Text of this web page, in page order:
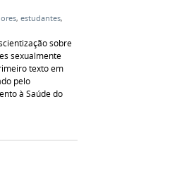
, estudantes,
sobre
sexualmente
texto em
pelo
à Saúde do